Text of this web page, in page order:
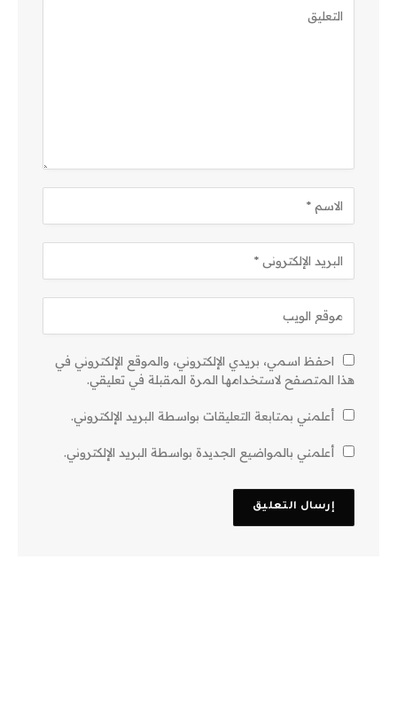
احفظ اسمي، بريدي الإلكتروني، والموقع الإلكتروني في
هذا المتصفح لاستخدامها المرة المقبلة في تعليقي.
أعلمني بمتابعة التعليقات بواسطة البريد الإلكتروني.
أعلمني بالمواضيع الجديدة بواسطة البريد الإلكتروني.